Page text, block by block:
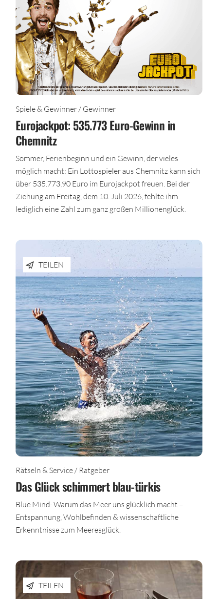
Spiele & Gewinner / Gewinner
Eurojackpot: 535.773 Euro-Gewinn in
Chemnitz
Sommer, Ferienbeginn und ein Gewinn, der vieles
möglich macht: Ein Lottospieler aus Chemnitz kann sich
über 535.773,90 Euro im Eurojackpot freuen. Bei der
Ziehung am Freitag, dem 10. Juli 2026, fehlte ihm
lediglich eine Zahl zum ganz großen Millionenglück.
TEILEN
Rätseln & Service / Ratgeber
Das Glück schimmert blau-türkis
Blue Mind: Warum das Meer uns glücklich macht –
Entspannung, Wohlbefinden & wissenschaftliche
Erkenntnisse zum Meeresglück.
TEILEN